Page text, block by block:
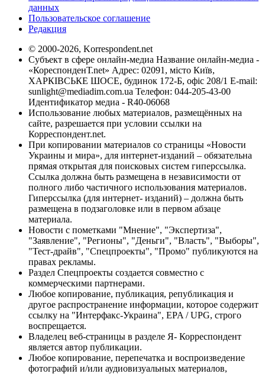
данных
Пользовательское соглашение
Редакция
© 2000-2026, Korrespondent.net
Субъект в сфере онлайн-медиа Название онлайн-медиа -
«КореспонденТ.net» Адрес: 02091, місто Київ,
ХАРКІВСЬКЕ ШОСЕ, будинок 172-Б, офіс 208/1 E-mail:
sunlight@mediadim.com.ua Телефон: 044-205-43-00
Идентификатор медиа - R40-06068
Использование любых материалов, размещённых на
сайте, разрешается при условии ссылки на
Корреспондент.net.
При копировании материалов со страницы «Новости
Украины и мира», для интернет-изданий – обязательна
прямая открытая для поисковых систем гиперссылка.
Ссылка должна быть размещена в независимости от
полного либо частичного использования материалов.
Гиперссылка (для интернет- изданий) – должна быть
размещена в подзаголовке или в первом абзаце
материала.
Новости с пометками "Мнение", "Экспертиза",
"Заявление", "Регионы", "Деньги", "Власть", "Выборы",
"Тест-драйв", "Спецпроекты", "Промо" публикуются на
правах рекламы.
Раздел Спецпроекты создается совместно с
коммерческими партнерами.
Любое копирование, публикация, републикация и
другое распространение информации, которое содержит
ссылку на "Интерфакс-Украина", EPA / UPG, строго
воспрещается.
Владелец веб-страницы в разделе Я- Корреспондент
является автор публикации.
Любое копирование, перепечатка и воспроизведение
фотографий и/или аудиовизуальных материалов,